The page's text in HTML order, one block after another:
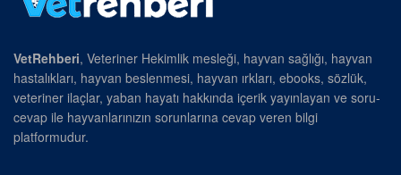
VetRehberi, Veteriner Hekimlik mesleği, hayvan sağlığı, hayvan
hastalıkları, hayvan beslenmesi, hayvan ırkları, ebooks, sözlük,
veteriner ilaçlar, yaban hayatı hakkında içerik yayınlayan ve soru-
cevap ile hayvanlarınızın sorunlarına cevap veren bilgi
platformudur.